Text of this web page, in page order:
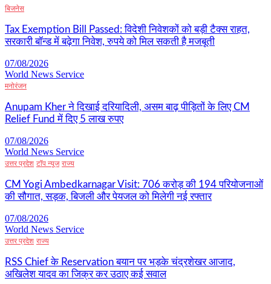
बिजनेस
Tax Exemption Bill Passed: विदेशी निवेशकों को बड़ी टैक्स राहत,
सरकारी बॉन्ड में बढ़ेगा निवेश, रुपये को मिल सकती है मजबूती
07/08/2026
World News Service
मनोरंजन
Anupam Kher ने दिखाई दरियादिली, असम बाढ़ पीड़ितों के लिए CM
Relief Fund में दिए 5 लाख रुपए
07/08/2026
World News Service
उत्तर प्रदेश टॉप न्यूज राज्य
CM Yogi Ambedkarnagar Visit: 706 करोड़ की 194 परियोजनाओं
की सौगात, सड़क, बिजली और पेयजल को मिलेगी नई रफ्तार
07/08/2026
World News Service
उत्तर प्रदेश राज्य
RSS Chief के Reservation बयान पर भड़के चंद्रशेखर आजाद,
अखिलेश यादव का जिक्र कर उठाए कई सवाल